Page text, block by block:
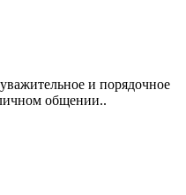
и порядочное
общении..